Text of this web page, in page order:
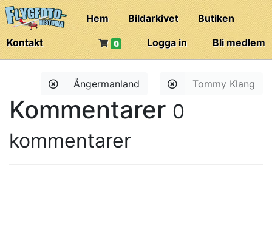
Hem Bildarkivet
Butiken
Kontakt
Bli medlem
Logga in
0
Tommy Klang
Ångermanland
Kommentarer 0
kommentarer